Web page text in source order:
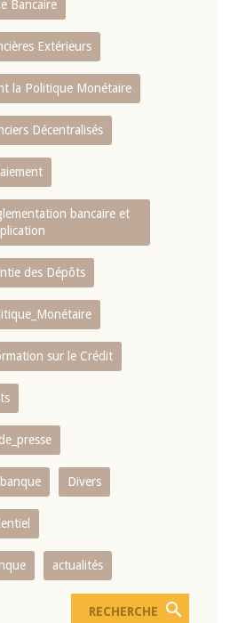
Bancaire
Extérieurs
la Politique Monétaire
Décentralisés
bancaire et
des Dépôts
sur le Crédit
Divers
actualités